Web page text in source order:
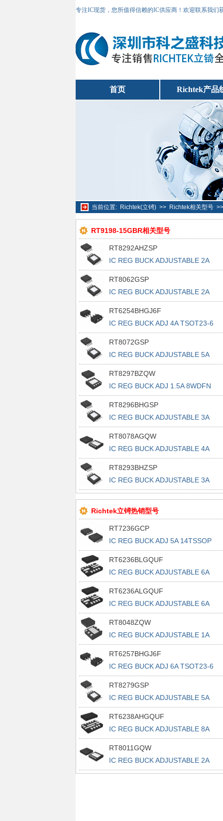
专注IC现货，您所值得信赖的IC供应商！欢迎联系我们
首页 Richtek产品
当前位置: Richtek(立锜)>> Richtek相关型号
RT9198-15GBR相关型号
RT8292AHZSP
IC REG BUCK ADJUSTABLE 2A
8SOP
RT8062GSP
IC REG BUCK ADJUSTABLE 2A
8SOP
RT6254BHGJ6F
IC REG BUCK ADJ 4A TSOT23-6
RT8072GSP
IC REG BUCK ADJUSTABLE 5A
8SOP
RT8297BZQW
IC REG BUCK ADJ 1.5A 8WDFN
RT8296BHGSP
IC REG BUCK ADJUSTABLE 3A
8SOP
RT8078AGQW
IC REG BUCK ADJUSTABLE 4A
10WDFN
RT8293BHZSP
IC REG BUCK ADJUSTABLE 3A
8SOP
Richtek立锜热销型号
RT7236GCP
IC REG BUCK ADJ 5A 14TSSOP
RT6236BLGQUF
IC REG BUCK ADJUSTABLE 6A
13UQFN
RT6236ALGQUF
IC REG BUCK ADJUSTABLE 6A
13UQFN
RT8048ZQW
IC REG BUCK ADJUSTABLE 1A
6WDFN
RT6257BHGJ6F
IC REG BUCK ADJ 6A TSOT23-6
RT8279GSP
IC REG BUCK ADJUSTABLE 5A
8SOP
RT6238AHGQUF
IC REG BUCK ADJUSTABLE 8A
14UQFN
RT8011GQW
IC REG BUCK ADJUSTABLE 2A
10WDFN